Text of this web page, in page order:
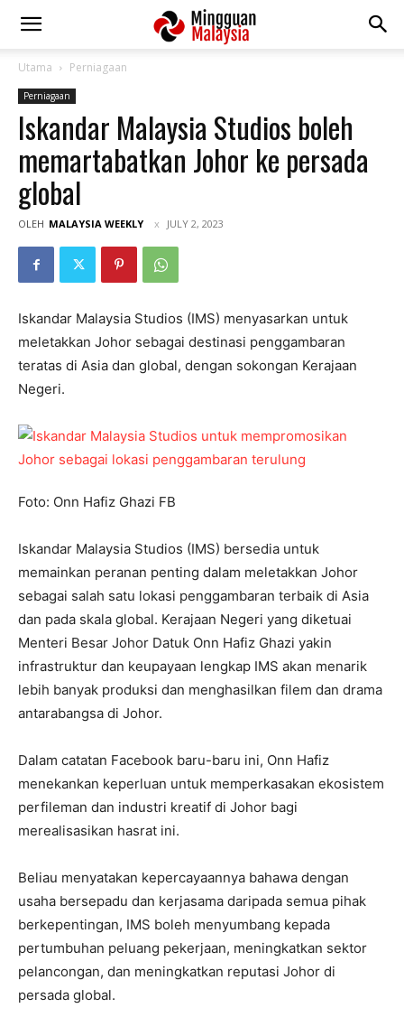
Utama Perniagaan
Perniagaan
Iskandar Malaysia Studios boleh
memartabatkan Johor ke persada
global
OLEH MALAYSIA WEEKLY JULY 2, 2023
Iskandar Malaysia Studios (IMS) menyasarkan untuk
meletakkan Johor sebagai destinasi penggambaran
teratas di Asia dan global, dengan sokongan Kerajaan
Negeri.
Foto: Onn Hafiz Ghazi FB
Iskandar Malaysia Studios (IMS) bersedia untuk
memainkan peranan penting dalam meletakkan Johor
sebagai salah satu lokasi penggambaran terbaik di Asia
dan pada skala global. Kerajaan Negeri yang diketuai
Menteri Besar Johor Datuk Onn Hafiz Ghazi yakin
infrastruktur dan keupayaan lengkap IMS akan menarik
lebih banyak produksi dan menghasilkan filem dan drama
antarabangsa di Johor.
Dalam catatan Facebook baru-baru ini, Onn Hafiz
menekankan keperluan untuk memperkasakan ekosistem
perfileman dan industri kreatif di Johor bagi
merealisasikan hasrat ini.
Beliau menyatakan kepercayaannya bahawa dengan
usaha bersepadu dan kerjasama daripada semua pihak
berkepentingan, IMS boleh menyumbang kepada
pertumbuhan peluang pekerjaan, meningkatkan sektor
pelancongan, dan meningkatkan reputasi Johor di
persada global.